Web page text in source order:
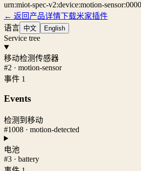
urn:miot-spec-v2:device:motion-
← 返回产品详情下载米家插件
语言 中文 English
Service tree
移动检测传感器
#2 · motion-sensor
事件 1
Events
检测到移动
#1008 · motion-detected
电池
#3 · battery